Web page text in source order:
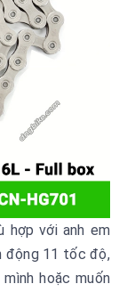
hợp với anh em
động 11 tốc độ,
hoặc muốn